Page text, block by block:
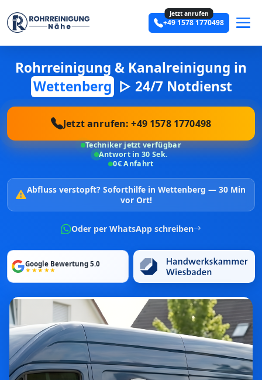
Jetzt anrufen
+49 1578 1770498
Rohrreinigung & Kanalreinigung in
Wettenberg ▷ 24/7 Notdienst
Jetzt anrufen: +49 1578 1770498
Techniker jetzt verfügbar
Antwort in 30 Sek.
0€ Anfahrt
Abfluss verstopft? Soforthilfe in Wettenberg — 30 Min
vor Ort!
Oder per WhatsApp schreiben
Google Bewertung 5.0
★★★★★